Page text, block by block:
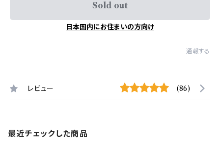
Sold out
日本国内にお住まいの方向け
通報する
レビュー (86)
最近チェックした商品